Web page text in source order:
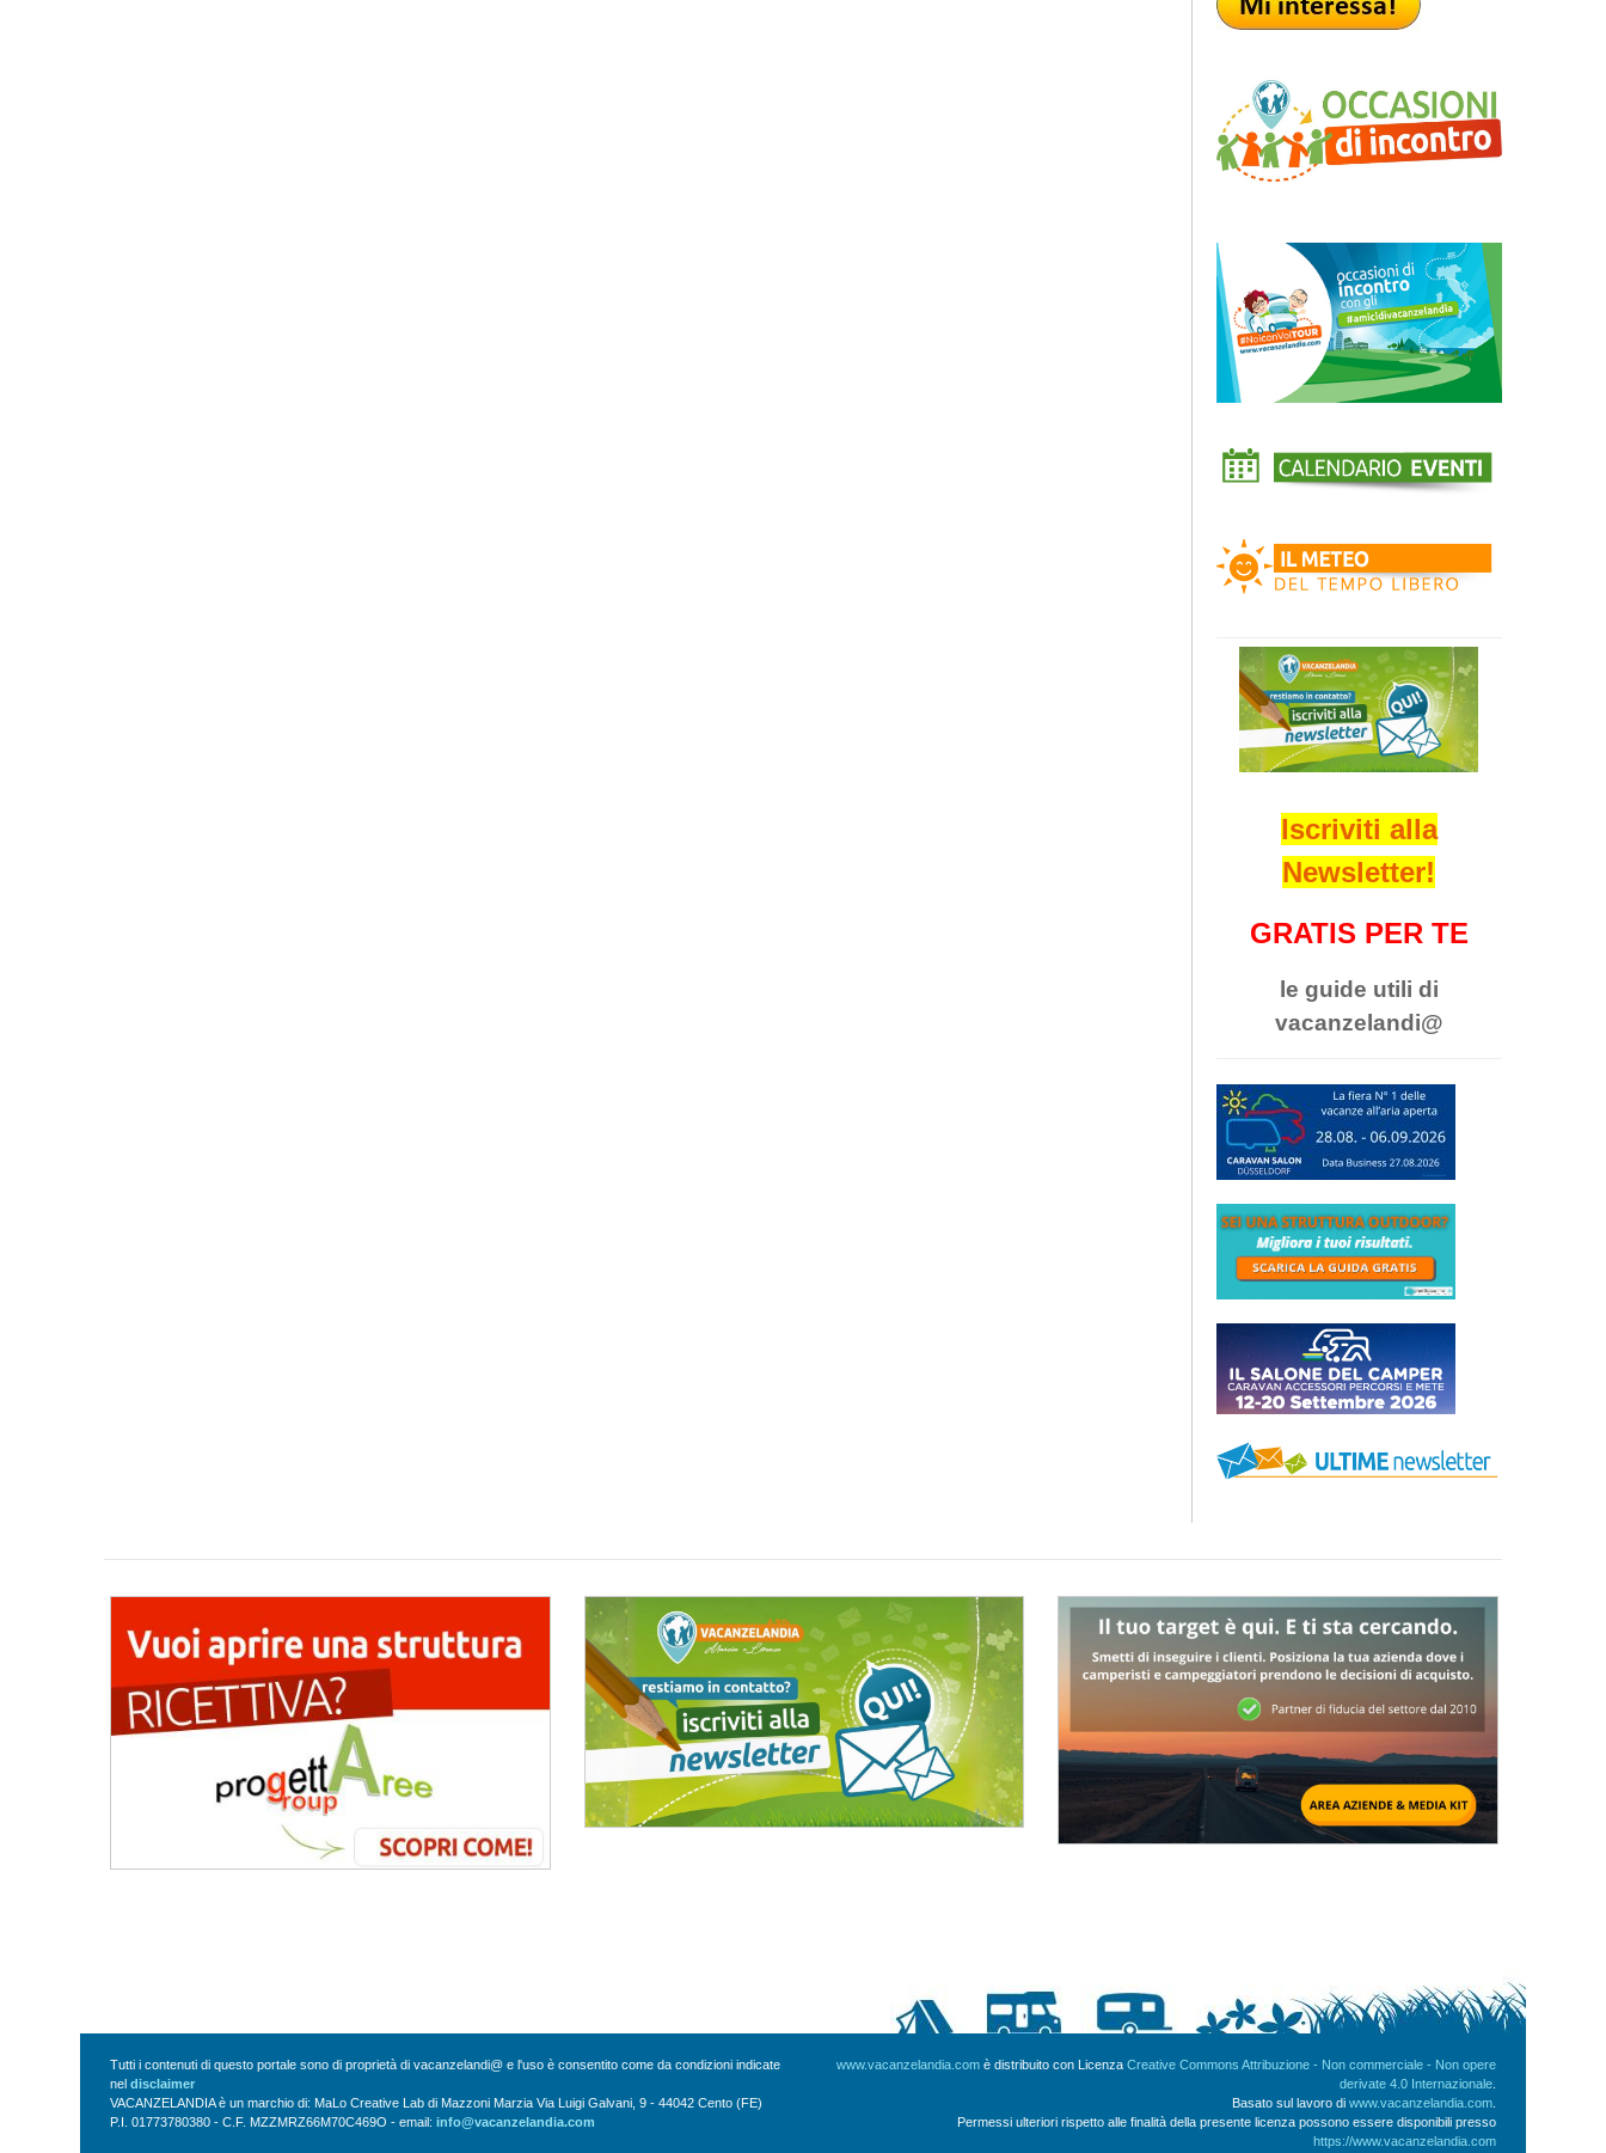
Iscriviti alla
Newsletter!
GRATIS PER TE
le guide utili di
vacanzelandi@
Tutti i contenuti di questo portale sono di proprietà di vacanzelandi@ e l'uso è consentito come da condizioni indicate
nel disclaimer
VACANZELANDIA è un marchio di: MaLo Creative Lab di Mazzoni Marzia Via Luigi Galvani, 9 - 44042 Cento (FE)
P.I. 01773780380 - C.F. MZZMRZ66M70C469O - email: info@vacanzelandia.com
www.vacanzelandia.comè distribuito con Licenza Creative Commons Attribuzione - Non commerciale - Non opere
derivate 4.0 Internazionale.
Basato sul lavoro di www.vacanzelandia.com.
Permessi ulteriori rispetto alle finalità della presente licenza possono essere disponibili presso
https://www.vacanzelandia.com